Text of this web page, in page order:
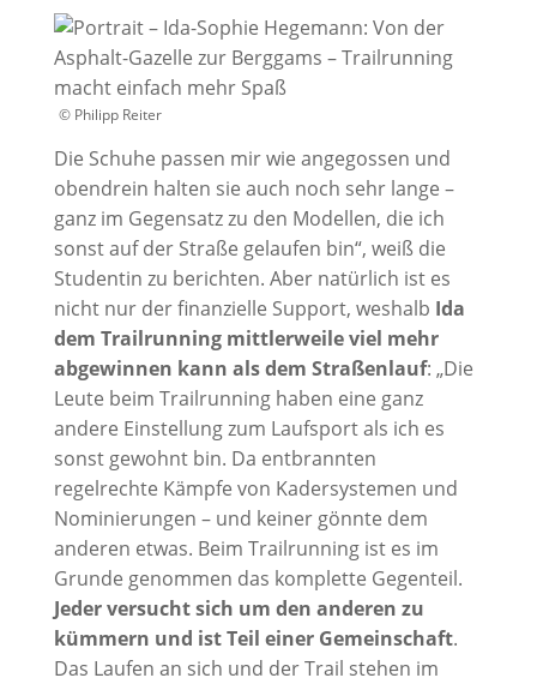
© Philipp Reiter
Die Schuhe passen mir wie angegossen und
obendrein halten sie auch noch sehr lange –
ganz im Gegensatz zu den Modellen, die ich
sonst auf der Straße gelaufen bin“, weiß die
Studentin zu berichten. Aber natürlich ist es
nicht nur der finanzielle Support, weshalb Ida
dem Trailrunning mittlerweile viel mehr
abgewinnen kann als dem Straßenlauf: „Die
Leute beim Trailrunning haben eine ganz
andere Einstellung zum Laufsport als ich es
sonst gewohnt bin. Da entbrannten
regelrechte Kämpfe von Kadersystemen und
Nominierungen – und keiner gönnte dem
anderen etwas. Beim Trailrunning ist es im
Grunde genommen das komplette Gegenteil.
Jeder versucht sich um den anderen zu
kümmern und ist Teil einer Gemeinschaft.
Das Laufen an sich und der Trail stehen im